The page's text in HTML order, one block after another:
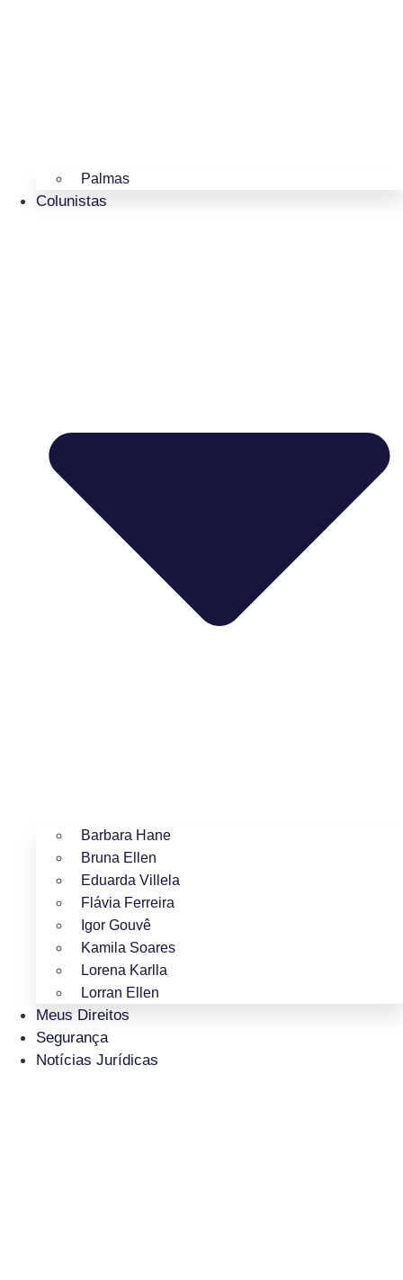
Palmas
Colunistas
Barbara Hane
Bruna Ellen
Eduarda Villela
Flávia Ferreira
Igor Gouvê
Kamila Soares
Lorena Karlla
Lorran Ellen
Meus Direitos
Segurança
Notícias Jurídicas